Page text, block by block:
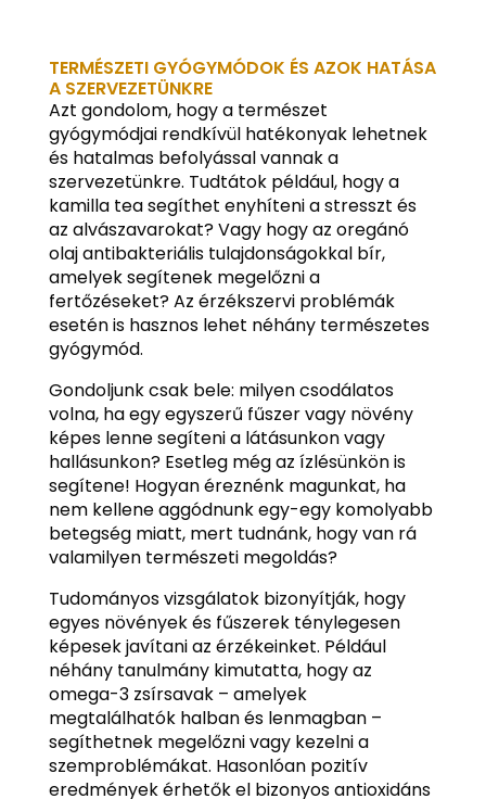
TERMÉSZETI GYÓGYMÓDOK ÉS AZOK HATÁSA
A SZERVEZETÜNKRE
Azt gondolom, hogy a természet
gyógymódjai rendkívül hatékonyak lehetnek
és hatalmas befolyással vannak a
szervezetünkre. Tudtátok például, hogy a
kamilla tea segíthet enyhíteni a stresszt és
az alvászavarokat? Vagy hogy az oregánó
olaj antibakteriális tulajdonságokkal bír,
amelyek segítenek megelőzni a
fertőzéseket? Az érzékszervi problémák
esetén is hasznos lehet néhány természetes
gyógymód.
Gondoljunk csak bele: milyen csodálatos
volna, ha egy egyszerű fűszer vagy növény
képes lenne segíteni a látásunkon vagy
hallásunkon? Esetleg még az ízlésünkön is
segítene! Hogyan éreznénk magunkat, ha
nem kellene aggódnunk egy-egy komolyabb
betegség miatt, mert tudnánk, hogy van rá
valamilyen természeti megoldás?
Tudományos vizsgálatok bizonyítják, hogy
egyes növények és fűszerek ténylegesen
képesek javítani az érzékeinket. Például
néhány tanulmány kimutatta, hogy az
omega-3 zsírsavak – amelyek
megtalálhatók halban és lenmagban –
segíthetnek megelőzni vagy kezelni a
szemproblémákat. Hasonlóan pozitív
eredmények érhetők el bizonyos antioxidáns